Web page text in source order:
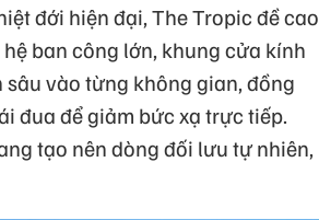
đới hiện đại, The Tropic đề cao
ban công lớn, khung cửa kính
vào từng không gian, đồng
đua để giảm bức xạ trực tiếp.
tạo nên dòng đối lưu tự nhiên,